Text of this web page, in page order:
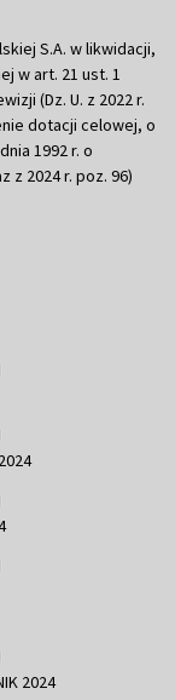
S.A. w likwidacji,
w art. 21 ust. 1
(Dz. U. z 2022 r.
dotacji celowej, o
1992 r. o
z 2024 r. poz. 96)
2024